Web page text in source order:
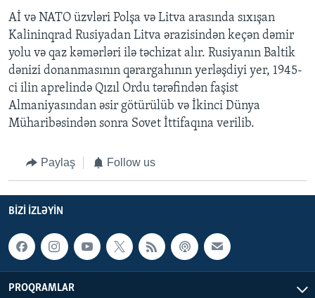
Aİ və NATO üzvləri Polşa və Litva arasında sıxışan
Kalininqrad Rusiyadan Litva ərazisindən keçən dəmir
yolu və qaz kəmərləri ilə təchizat alır. Rusiyanın Baltik
dənizi donanmasının qərargahının yerləşdiyi yer, 1945-
ci ilin aprelində Qızıl Ordu tərəfindən faşist
Almaniyasından əsir götürülüb və İkinci Dünya
Müharibəsindən sonra Sovet İttifaqına verilib.
Paylaş Follow us
BIZI IZLƏYIN
PROQRAMLAR